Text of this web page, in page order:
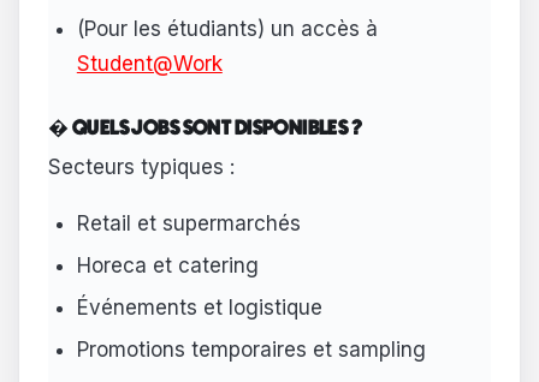
(Pour les étudiants) un accès à
Student@Work
� QUELS JOBS SONT DISPONIBLES ?
Secteurs typiques :
Retail et supermarchés
Horeca et catering
Événements et logistique
Promotions temporaires et sampling